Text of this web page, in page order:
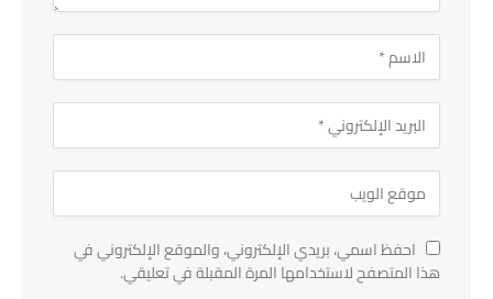
احفظ اسمي، بريدي الإلكتروني، والموقع الإلكتروني في
هذا المتصفح لاستخدامها المرة المقبلة في تعليقي.